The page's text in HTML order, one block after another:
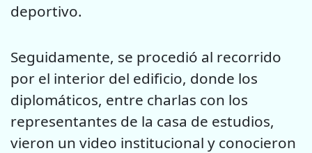
deportivo.
Seguidamente, se procedió al recorrido
por el interior del edificio, donde los
diplomáticos, entre charlas con los
representantes de la casa de estudios,
vieron un video institucional y conocieron